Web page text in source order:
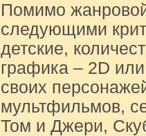
Помимо
следующими
детские,
графика – 2D
своих
мультфильмов,
Том и Джери,